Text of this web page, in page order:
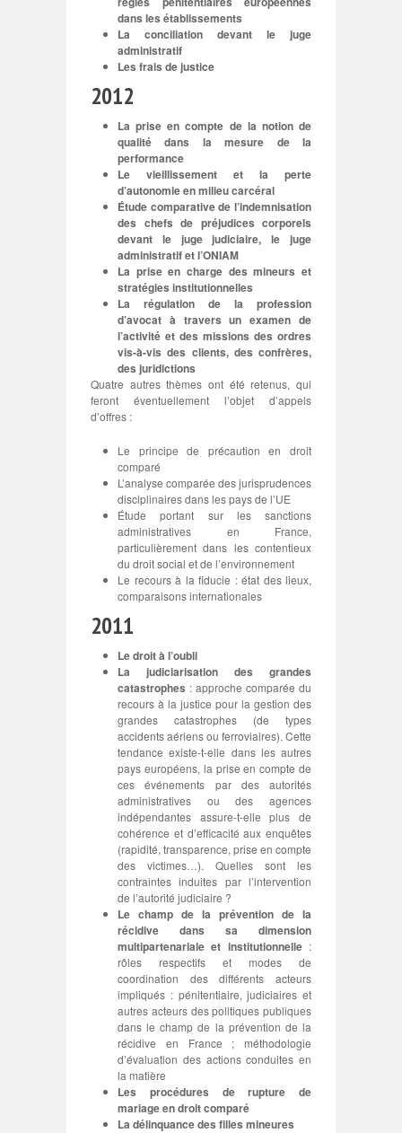
dans les établissements
La conciliation devant le juge
administratif
Les frais de justice
2012
La prise en compte de la notion de
qualité dans la mesure de la
performance
Le vieillissement et la perte
d’autonomie en milieu carcéral
Étude comparative de l’indemnisation
des chefs de préjudices corporels
devant le juge judiciaire, le juge
administratif et l’ONIAM
La prise en charge des mineurs et
stratégies institutionnelles
La régulation de la profession
d’avocat à travers un examen de
l’activité et des missions des ordres
vis-à-vis des clients, des confrères,
des juridictions
Quatre autres thèmes ont été retenus, qui
feront éventuellement l’objet d’appels
d’offres :
Le principe de précaution en droit
comparé
L’analyse comparée des jurisprudences
disciplinaires dans les pays de l’UE
Étude portant sur les sanctions
administratives en France,
particulièrement dans les contentieux
du droit social et de l’environnement
Le recours à la fiducie : état des lieux,
comparaisons internationales
2011
Le droit à l’oubli
La judiciarisation des grandes
catastrophes : approche comparée du
recours à la justice pour la gestion des
grandes catastrophes (de types
accidents aériens ou ferroviaires). Cette
tendance existe-t-elle dans les autres
pays européens, la prise en compte de
ces événements par des autorités
administratives ou des agences
indépendantes assure-t-elle plus de
cohérence et d’efficacité aux enquêtes
(rapidité, transparence, prise en compte
des victimes…). Quelles sont les
contraintes induites par l’intervention
de l’autorité judiciaire ?
Le champ de la prévention de la
récidive dans sa dimension
multipartenariale et institutionnelle:
rôles respectifs et modes de
coordination des différents acteurs
impliqués : pénitentiaire, judiciaires et
autres acteurs des politiques publiques
dans le champ de la prévention de la
récidive en France ; méthodologie
d’évaluation des actions conduites en
la matière
Les procédures de rupture de
mariage en droit comparé
La délinquance des filles mineures